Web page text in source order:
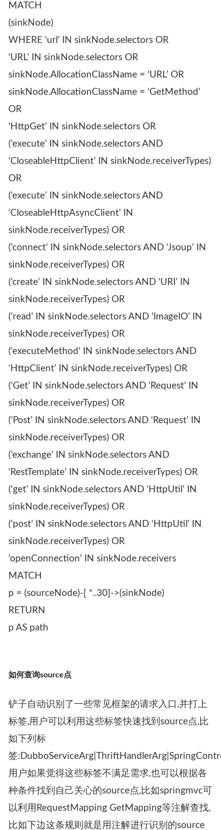
MATCH
(sinkNode)
WHERE ‘url’ IN sinkNode.selectors OR
‘URL’ IN sinkNode.selectors OR
sinkNode.AllocationClassName = ‘URL’ OR
sinkNode.AllocationClassName = ‘GetMethod’
OR
‘HttpGet’ IN sinkNode.selectors OR
(‘execute’ IN sinkNode.selectors AND
‘CloseableHttpClient’ IN sinkNode.receiverTypes)
OR
(‘execute’ IN sinkNode.selectors AND
‘CloseableHttpAsyncClient’ IN
sinkNode.receiverTypes) OR
(‘connect’ IN sinkNode.selectors AND ‘Jsoup’ IN
sinkNode.receiverTypes) OR
(‘create’ IN sinkNode.selectors AND ‘URI’ IN
sinkNode.receiverTypes) OR
(‘read’ IN sinkNode.selectors AND ‘ImageIO’ IN
sinkNode.receiverTypes) OR
(‘executeMethod’ IN sinkNode.selectors AND
‘HttpClient’ IN sinkNode.receiverTypes) OR
(‘Get’ IN sinkNode.selectors AND ‘Request’ IN
sinkNode.receiverTypes) OR
(‘Post’ IN sinkNode.selectors AND ‘Request’ IN
sinkNode.receiverTypes) OR
(‘exchange’ IN sinkNode.selectors AND
‘RestTemplate’ IN sinkNode.receiverTypes) OR
(‘get’ IN sinkNode.selectors AND ‘HttpUtil’ IN
sinkNode.receiverTypes) OR
(‘post’ IN sinkNode.selectors AND ‘HttpUtil’ IN
sinkNode.receiverTypes) OR
‘openConnection’ IN sinkNode.receivers
MATCH
p = (sourceNode)-[ *..30]->(sinkNode)
RETURN
p AS path
如何查询source点
铲子自动识别了一些常见框架的请求入口,并打上
标签,用户可以利用这些标签快速找到source点,比
如下列标
签
用户如果觉得这些标签不满足需求,也可以根据各
种条件找到自己关心的source点,比如springmvc可
以利用RequestMapping GetMapping等注解查找,
比如下边这条规则就是用注解进行识别的source